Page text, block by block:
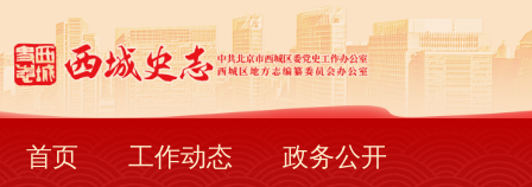
首页 工作动态 政务公开